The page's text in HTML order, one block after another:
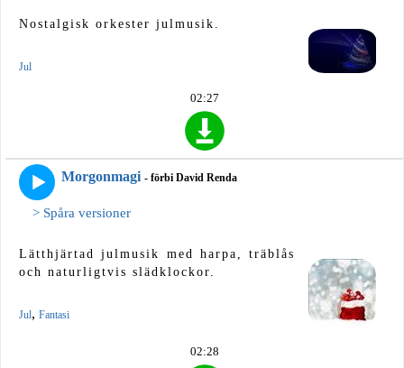
Nostalgisk orkester julmusik.
Jul
02:27
Morgonmagi - förbi David Renda
> Spåra versioner
Lätthjärtad julmusik med harpa, träblås
och naturligtvis slädklockor.
Jul, Fantasi
02:28